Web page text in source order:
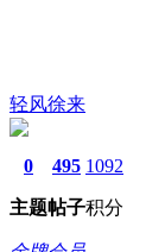
轻风徐来
0
主题
495
帖子
1092
积分